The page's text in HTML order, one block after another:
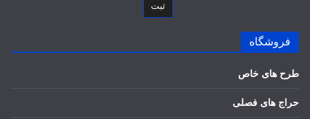
ثبت
فروشگاه
طرح های خاص
حراج های فصلی